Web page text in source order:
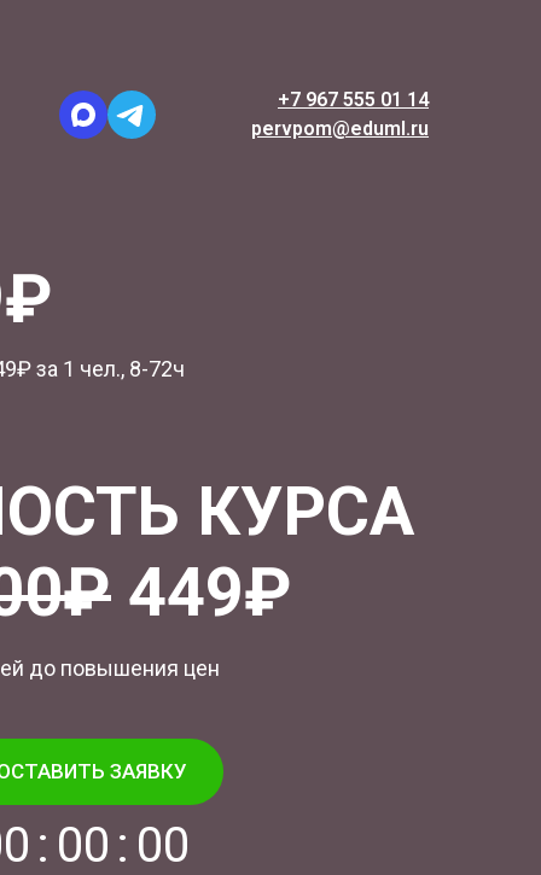
+7 967 555 01 14
pervpom@eduml.ru
за 1 чел., 8-72ч
КУРСА
449₽
до повышения цен
ЗАЯВКУ
0 : 00 : 00